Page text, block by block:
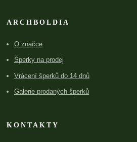
ARCHBOLDIA
O značce
Šperky na prodej
Vrácení šperků do 14 dnů
Galerie prodaných šperků
KONTAKTY